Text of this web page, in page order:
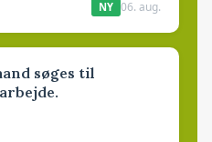
NY 06. aug.
søges til